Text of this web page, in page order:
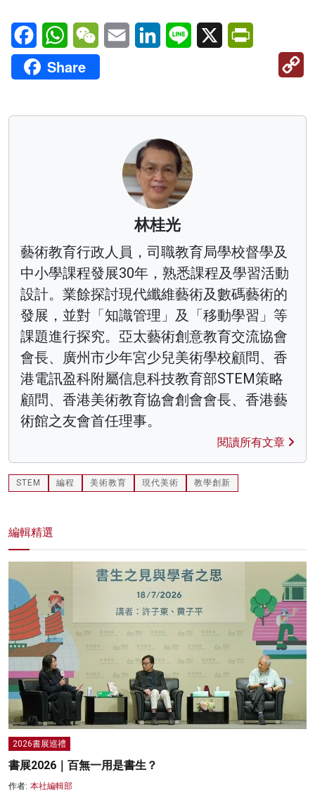
FacebookWhatsAppWeChatEmail LinkedInLine X
Share
林桂光
藝術教育行政人員，司職教育局學校督學及
中小學課程發展30年，熟悉課程及學習活動
設計。業餘探討現代纖維藝術及數碼藝術的
發展，並對「知識管理」及「移動學習」等
課題進行探究。亞太藝術創意教育交流協會
會長、廣州市少年宮少兒美術學校顧問、香
港電訊盈科附屬信息科技教育部STEM策略
顧問、香港美術教育協會創會會長、香港藝
術館之友會首任理事。
閱讀所有文章
STEM 編程 美術教育 現代美術 教學創新
編輯精選
2026書展巡禮
書展2026｜百無一用是書生？
作者: 本社編輯部